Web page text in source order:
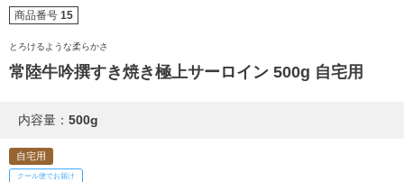
配送・送料
熨斗・カード
イイジマとは
常陸牛とは？
商品番号 15
とろけるような柔らかさ
常陸牛吟撰すき焼き極上サーロイン 500g 自宅用
内容量： 500g
自宅用
クール便でお届け